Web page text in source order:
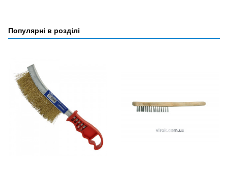
Популярні в розділі